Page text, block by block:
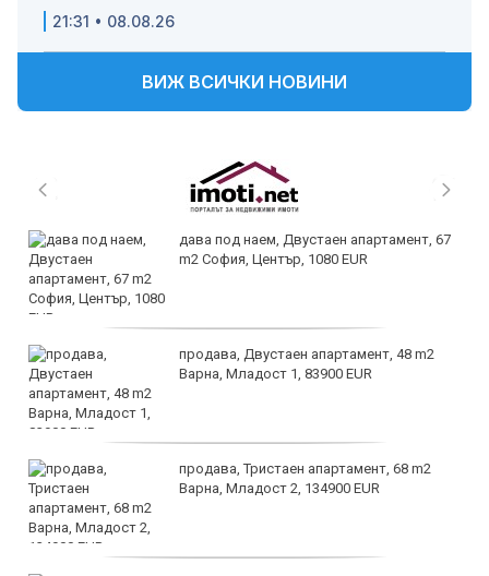
21:31 • 08.08.26
ВИЖ ВСИЧКИ НОВИНИ
дава под наем, Двустаен апартамент, 67
m2 София, Център, 1080 EUR
продава, Двустаен апартамент, 48 m2
Варна, Младост 1, 83900 EUR
продава, Тристаен апартамент, 68 m2
Варна, Младост 2, 134900 EUR